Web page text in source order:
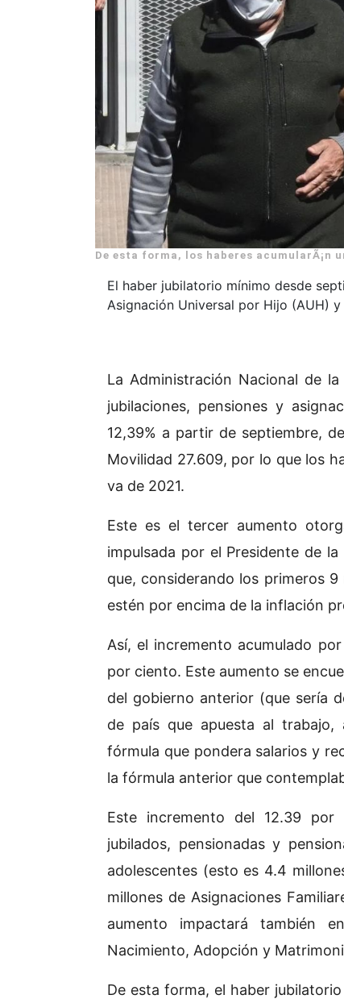
De esta forma, los haberes acumularÃ¡n
El haber jubilatorio mínimo desde
Asignación Universal por Hijo (AUH)
La Administración Nacional de
jubilaciones, pensiones y
12,39% a partir de septiembre,
Movilidad 27.609, por lo que los
va de 2021.
Este es el tercer aumento
impulsada por el Presidente de
que, considerando los primeros
estén por encima de la inflación
Así, el incremento acumulado
por ciento. Este aumento se
del gobierno anterior (que sería
de país que apuesta al
fórmula que pondera salarios y
la fórmula anterior que
Este incremento del 12.39 por
jubilados, pensionadas y
adolescentes (esto es 4.4
millones de Asignaciones
aumento impactará también
Nacimiento, Adopción y
De esta forma, el haber